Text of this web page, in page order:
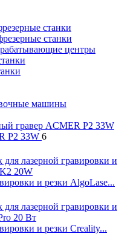
станки
станки
центры
машины
P2 33W 6
и резки AlgoLase...
и резки Creality...